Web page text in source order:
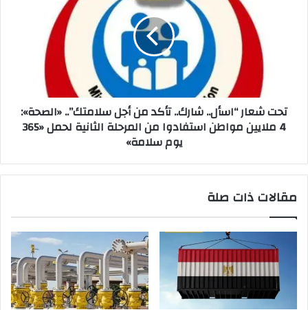
تحت شعار “اسأل.. شارك.. تأكد من أجل سلامتك”.. «الصحة»:
4 ملايين مواطن استفادوا من المرحلة الثانية لحمل «365
يوم سلامة»
مقالات ذات صلة